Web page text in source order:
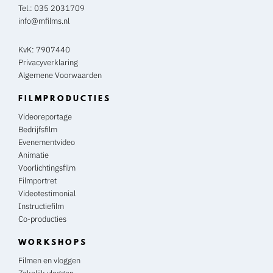
Tel.: 035 2031709
info@mfilms.nl
KvK: 7907440
Privacyverklaring
Algemene Voorwaarden
FILMPRODUCTIES
Videoreportage
Bedrijfsfilm
Evenementvideo
Animatie
Voorlichtingsfilm
Filmportret
Videotestimonial
Instructiefilm
Co-producties
WORKSHOPS
Filmen en vloggen